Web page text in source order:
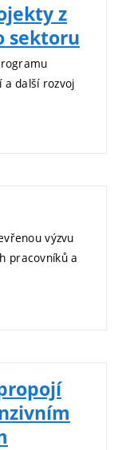
z
sektoru
a další rozvoj
výzvu
pracovníků a